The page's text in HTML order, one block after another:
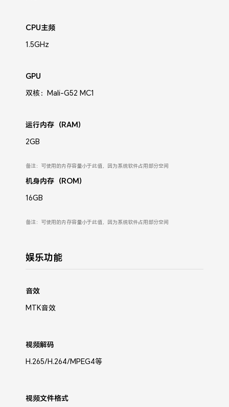
CPU主频
1.5GHz
GPU
双核：Mali-G52 MC1
运行内存（RAM）
2GB
备注：可使用的内存容量小于此值，因为系统软件占用部分空间
机身内存（ROM）
16GB
备注：可使用的内存容量小于此值，因为系统软件占用部分空间
娱乐功能
音效
MTK音效
视频解码
H.265/H.264/MPEG4等
视频文件格式